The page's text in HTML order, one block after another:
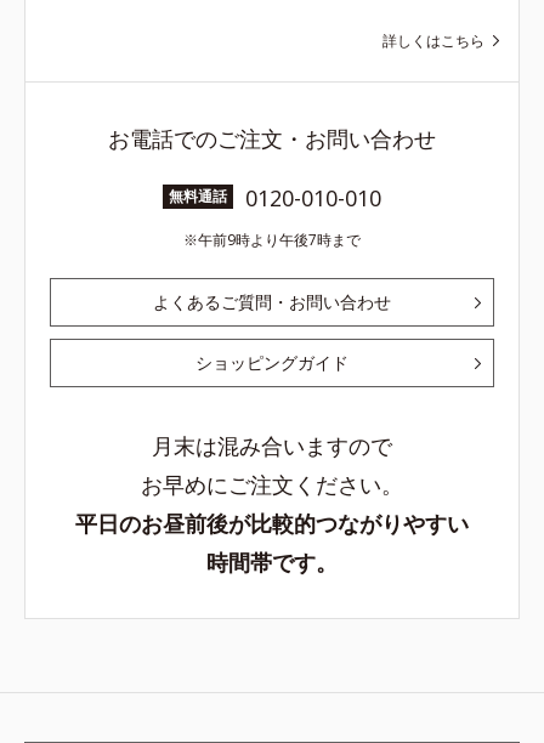
詳しくはこちら
お電話でのご注文・お問い合わせ
無料通話 0120-010-010
午前9時より午後7時まで
よくあるご質問・お問い合わせ
ショッピングガイド
月末は混み合いますので
お早めにご注文ください。
平日のお昼前後が比較的つながりやすい
時間帯です。